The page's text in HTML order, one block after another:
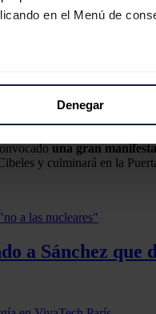
en el Menú de
pueden combinarla
Denegar
escuchen las
anónimos” españoles
cuya mano estará
una gran
y culminará en la
a Sánchez que